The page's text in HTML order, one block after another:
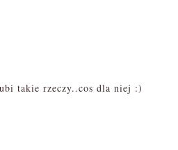
takie rzeczy..cos dla niej :)